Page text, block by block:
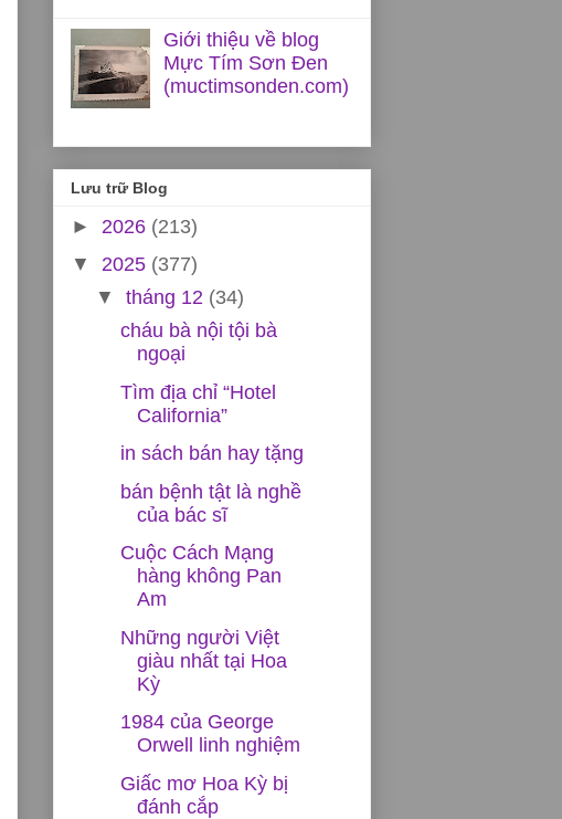
Giới thiệu về blog
Mực Tím Sơn Đen
(muctimsonden.com)
Lưu trữ Blog
► 2026 (213)
▼ 2025 (377)
▼ tháng 12 (34)
cháu bà nội tội bà
ngoại
Tìm địa chỉ “Hotel
California”
in sách bán hay tặng
bán bệnh tật là nghề
của bác sĩ
Cuộc Cách Mạng
hàng không Pan
Am
Những người Việt
giàu nhất tại Hoa
Kỳ
1984 của George
Orwell linh nghiệm
Giấc mơ Hoa Kỳ bị
đánh cắp